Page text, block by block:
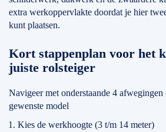
extra werkoppervlakte doordat je hier
kunt plaatsen.
Kort stappenplan voor het
juiste rolsteiger
Navigeer met onderstaande 4
gewenste model
Kies de werkhoogte (3 t/m 14 meter)